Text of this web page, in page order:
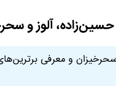
آلوز و
سحرخیزان و معرفی